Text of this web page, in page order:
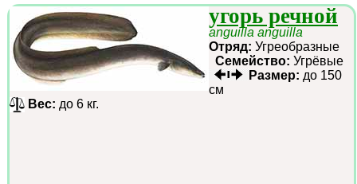
угорь речной
anguilla anguilla
Отряд: Угреобразные
Семейство: Угрёвые
Размер: до 150
см
Вес: до 6 кг.